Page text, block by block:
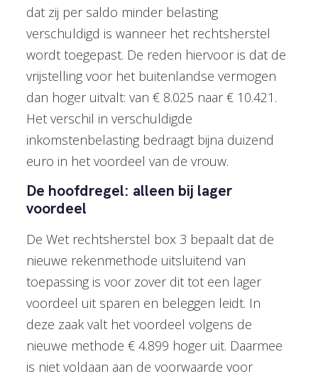
dat zij per saldo minder belasting
verschuldigd is wanneer het rechtsherstel
wordt toegepast. De reden hiervoor is dat de
vrijstelling voor het buitenlandse vermogen
dan hoger uitvalt: van € 8.025 naar € 10.421.
Het verschil in verschuldigde
inkomstenbelasting bedraagt bijna duizend
euro in het voordeel van de vrouw.
De hoofdregel: alleen bij lager
voordeel
De Wet rechtsherstel box 3 bepaalt dat de
nieuwe rekenmethode uitsluitend van
toepassing is voor zover dit tot een lager
voordeel uit sparen en beleggen leidt. In
deze zaak valt het voordeel volgens de
nieuwe methode € 4.899 hoger uit. Daarmee
is niet voldaan aan de voorwaarde voor